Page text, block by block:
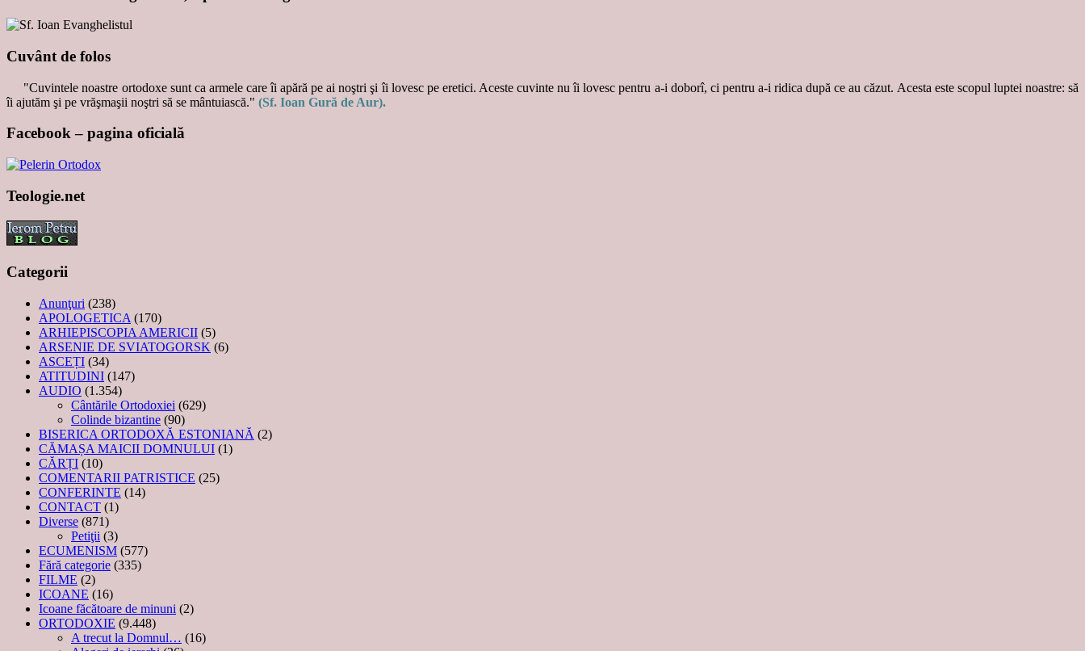
Cuvânt de folos
"Cuvintele noastre ortodoxe sunt ca armele care îi apără pe ai noştri şi îi lovesc pe eretici. Aceste cuvinte nu îi lovesc pentru a-i doborî, ci pentru a-i ridica după ce au căzut. Acesta este scopul luptei noastre: să
îi ajutăm şi pe vrăşmaşii noştri să se mântuiască." (Sf. Ioan Gură de Aur).
Facebook – pagina oficială
Teologie.net
Categorii
Anunţuri (238)
APOLOGETICA (170)
ARHIEPISCOPIA AMERICII (5)
ARSENIE DE SVIATOGORSK (6)
ASCEȚI (34)
ATITUDINI (147)
AUDIO (1.354)
Cântările Ortodoxiei (629)
Colinde bizantine (90)
BISERICA ORTODOXĂ ESTONIANĂ (2)
CĂMAȘA MAICII DOMNULUI (1)
CĂRȚI (10)
COMENTARII PATRISTICE (25)
CONFERINTE (14)
CONTACT (1)
Diverse (871)
Petiţii (3)
ECUMENISM (577)
Fără categorie (335)
FILME (2)
ICOANE (16)
Icoane făcătoare de minuni (2)
ORTODOXIE (9.448)
A trecut la Domnul… (16)